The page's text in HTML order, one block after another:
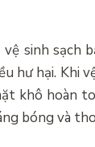
vệ sinh sạch
hư hại. Khi
khô hoàn
bóng và